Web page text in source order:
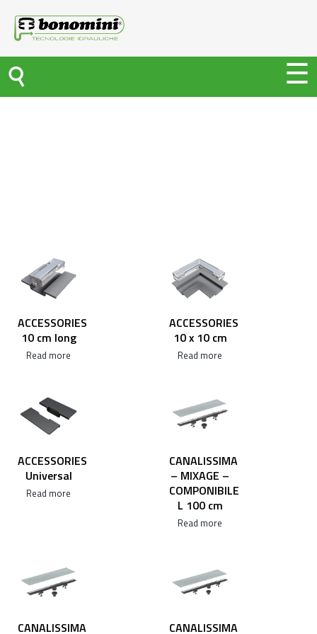
ACCESSORIES
10 cm long
Read more
ACCESSORIES
10 x 10 cm
Read more
ACCESSORIES
Universal
Read more
CANALISSIMA
– MIXAGE –
COMPONIBILE
L 100 cm
Read more
CANALISSIMA
CANALISSIMA